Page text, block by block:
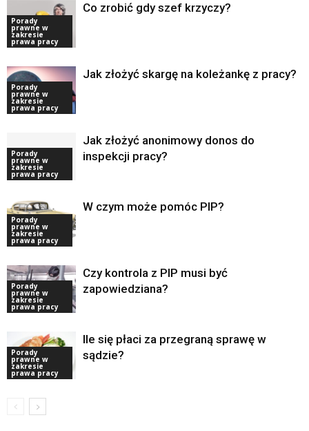
Porady
prawne w
zakresie
prawa pracy
Co zrobić gdy szef krzyczy?
Porady
prawne w
zakresie
prawa pracy
Jak złożyć skargę na koleżankę z pracy?
Porady
prawne w
zakresie
prawa pracy
Jak złożyć anonimowy donos do
inspekcji pracy?
Porady
prawne w
zakresie
prawa pracy
W czym może pomóc PIP?
Porady
prawne w
zakresie
prawa pracy
Czy kontrola z PIP musi być
zapowiedziana?
Porady
prawne w
zakresie
prawa pracy
Ile się płaci za przegraną sprawę w
sądzie?